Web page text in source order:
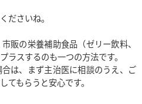
ださいね。
販の栄養補助食品（ゼリー飲料、
ラスするのも一つの方法です。
は、まず主治医に相談のうえ、ご
てもらうと安心です。